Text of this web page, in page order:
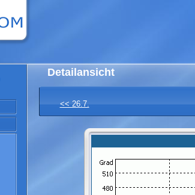
Detailansicht
<< 26.7.